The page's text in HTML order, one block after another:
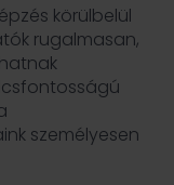
körülbelül
rugalmasan,
személyesen